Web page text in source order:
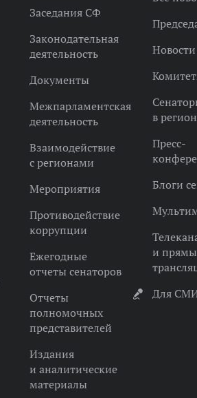
Заседания СФ
Законодательная
деятельность
Документы
Межпарламентская
деятельность
Взаимодействие
с регионами
Мероприятия
Противодействие
коррупции
Ежегодные
отчеты сенаторов
Отчеты
полномочных
представителей
Издания
и аналитические
материалы
в
Пресс-
Блоги
и
Для